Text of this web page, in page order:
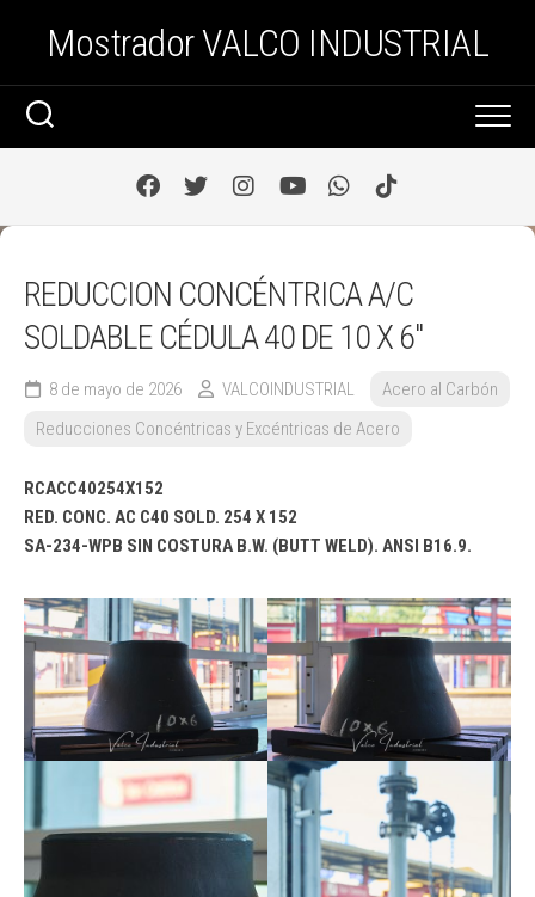
Mostrador VALCO INDUSTRIAL
REDUCCION CONCÉNTRICA A/C
SOLDABLE CÉDULA 40 DE 10 X 6″
8 de mayo de 2026 VALCOINDUSTRIAL
Acero al Carbón
Reducciones Concéntricas y Excéntricas de Acero
RCACC40254X152
RED. CONC. AC C40 SOLD. 254 X 152
SA-234-WPB SIN COSTURA B.W. (BUTT WELD). ANSI B16.9.